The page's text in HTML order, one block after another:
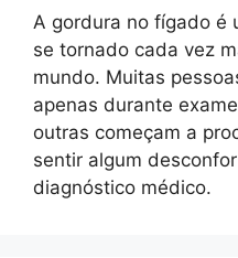
A gordura no fígado é
se tornado cada vez
mundo. Muitas
apenas durante
outras começam a
sentir algum
diagnóstico médico.